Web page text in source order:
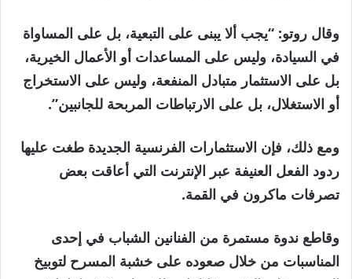
وقال روتو: “يجب ألا يبنى على التبعية، بل على المساواة
في السيادة، وليس على المساعدات أو الأعمال الخيرية،
بل على الاستثمار متبادل المنفعة، وليس على الاستخراج
أو الاستغلال، بل على الارتباطات المربحة للجانبين”.
ومع ذلك، فإن الاستثمارات الفرنسية الجديدة طغت عليها
ردود الفعل العنيفة عبر الإنترنت التي أعاقت بعض
تصرفات ماكرون في القمة.
وقاطع ندوة مستمرة من الفنانين الشباب في إحدى
المناسبات من خلال صعوده على خشبة المسرح لتوبيخ